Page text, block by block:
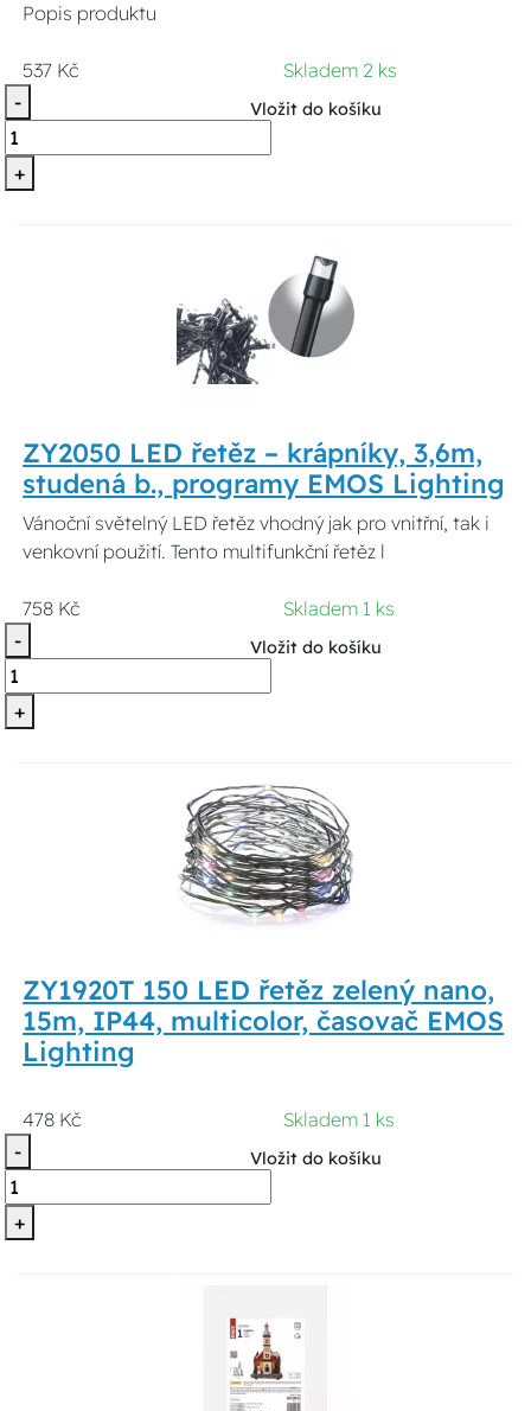
Popis produktu
537 Kč
Skladem 2 ks
-
+
Vložit do košíku
ZY2050 LED řetěz – krápníky, 3,6m,
studená b., programy EMOS Lighting
Vánoční světelný LED řetěz vhodný jak pro vnitřní, tak i
venkovní použití. Tento multifunkční řetěz l
758 Kč
Skladem 1 ks
-
+
Vložit do košíku
ZY1920T 150 LED řetěz zelený nano,
15m, IP44, multicolor, časovač EMOS
Lighting
478 Kč
Skladem 1 ks
-
+
Vložit do košíku